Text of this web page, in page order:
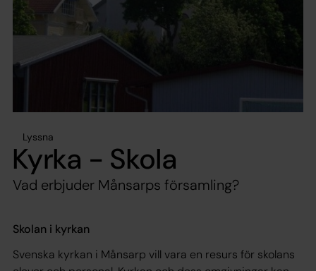
Lyssna
Kyrka - Skola
Vad erbjuder Månsarps församling?
Skolan i kyrkan
Svenska kyrkan i Månsarp vill vara en resurs för skolans